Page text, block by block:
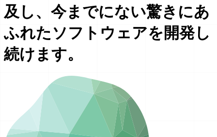
及し、 今までにない驚きにあ
ふれたソフトウェアを開発し
続けます。